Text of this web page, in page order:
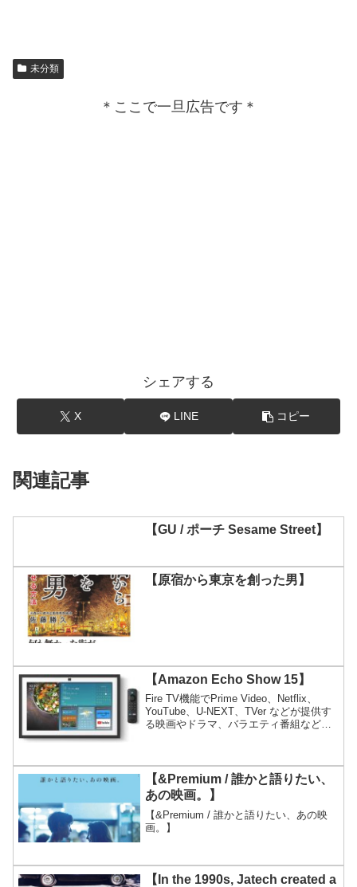
未分類
＊ここで一旦広告です＊
シェアする
X LINE コピー
関連記事
【GU / ポーチ Sesame Street】
【原宿から東京を創った男】
【Amazon Echo Show 15】
Fire TV機能でPrime Video、Netflix、
YouTube、U-NEXT、TVer などが提供す
る映画やドラマ、バラエティ番組などの
コンが付属し...
【&Premium / 誰かと語りたい、
あの映画。】
【&Premium / 誰かと語りたい、あの映
画。】
【In the 1990s, Jatech created a